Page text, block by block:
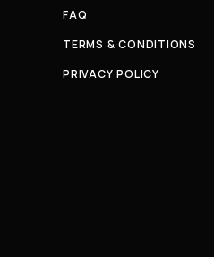
FAQ
TERMS & CONDITIONS
PRIVACY POLICY